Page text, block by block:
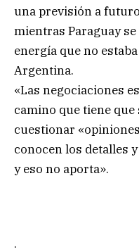
una previsión a
mientras Paraguay
energía que no
Argentina.
«Las negociaciones
camino que tiene que
cuestionar
conocen los detalles
y eso no aporta».
.